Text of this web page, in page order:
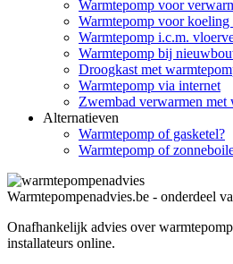
Warmtepomp voor
Warmtepomp voor
Warmtepomp i.c.m.
Warmtepomp bij
Droogkast met
Warmtepomp via internet
Zwembad verwarmen met
Alternatieven
Warmtepomp of gasketel?
Warmtepomp of
Warmtepompenadvies.be - onderdeel
Onafhankelijk advies over
installateurs online.